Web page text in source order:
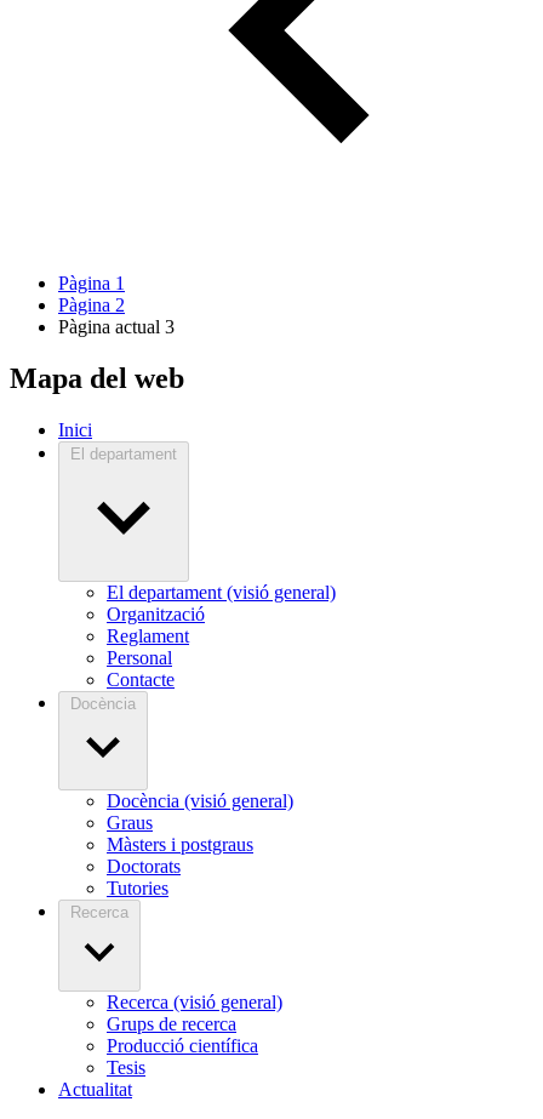
Pàgina 1
Pàgina 2
Pàgina actual 3
Mapa del web
Inici
El departament
El departament (visió general)
Organització
Reglament
Personal
Contacte
Docència
Docència (visió general)
Graus
Màsters i postgraus
Doctorats
Tutories
Recerca
Recerca (visió general)
Grups de recerca
Producció científica
Tesis
Actualitat